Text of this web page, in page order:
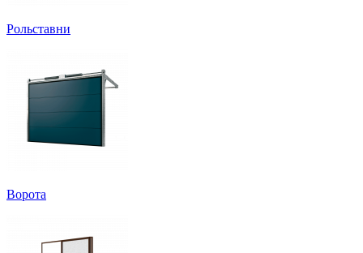
Рольставни
Ворота